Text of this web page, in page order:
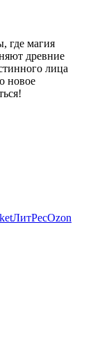
где магия
древние
лица
новое
ЛитРесOzon